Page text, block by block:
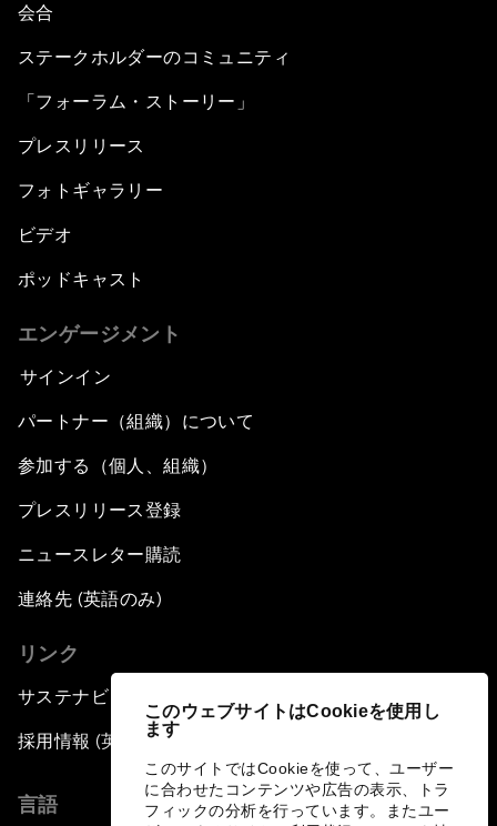
このウェブサイトはCookieを使用し
ます
このサイトではCookieを使って、ユーザー
に合わせたコンテンツや広告の表示、トラ
フィックの分析を行っています。またユー
会合
ステークホルダーのコミュニティ
「フォーラム・ストーリー」
プレスリリース
フォトギャラリー
ビデオ
ポッドキャスト
エンゲージメント
サインイン
パートナー（組織）について
参加する（個人、組織）
プレスリリース登録
ニュースレター購読
連絡先 (英語のみ)
リンク
サステナビリティへの取り組み
採用情報 (英語のみ)
言語